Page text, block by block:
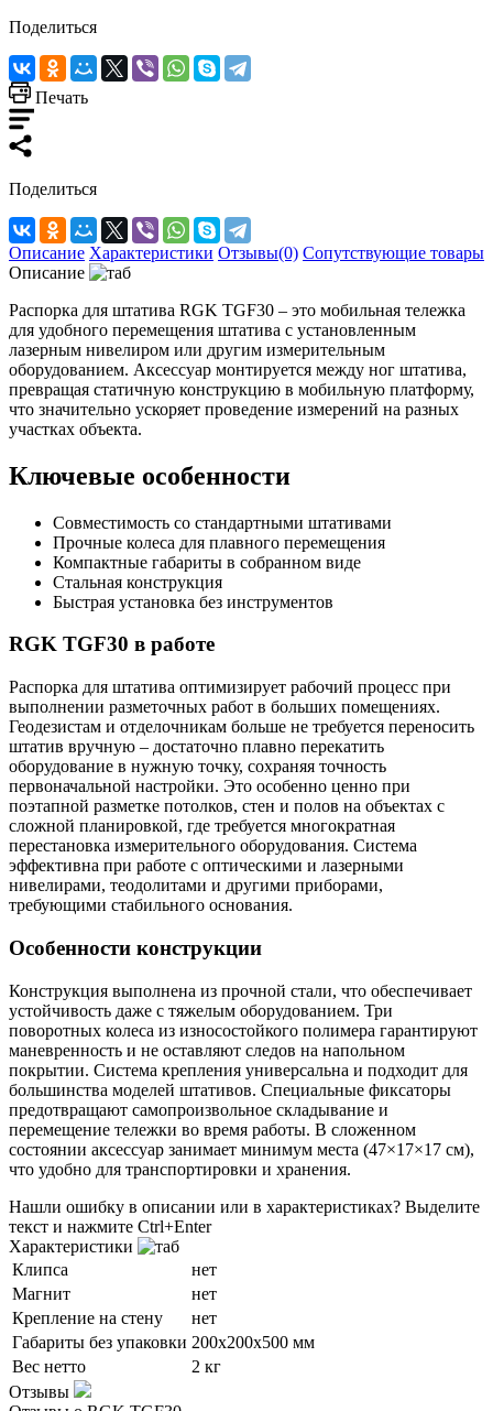
Поделиться
Печать
Поделиться
Описание Характеристики Отзывы(0) Сопутствующие товары
Описание
Распорка для штатива RGK TGF30 – это мобильная тележка
для удобного перемещения штатива с установленным
лазерным нивелиром или другим измерительным
оборудованием. Аксессуар монтируется между ног штатива,
превращая статичную конструкцию в мобильную платформу,
что значительно ускоряет проведение измерений на разных
участках объекта.
Ключевые особенности
Совместимость со стандартными штативами
Прочные колеса для плавного перемещения
Компактные габариты в собранном виде
Стальная конструкция
Быстрая установка без инструментов
RGK TGF30 в работе
Распорка для штатива оптимизирует рабочий процесс при
выполнении разметочных работ в больших помещениях.
Геодезистам и отделочникам больше не требуется переносить
штатив вручную – достаточно плавно перекатить
оборудование в нужную точку, сохраняя точность
первоначальной настройки. Это особенно ценно при
поэтапной разметке потолков, стен и полов на объектах с
сложной планировкой, где требуется многократная
перестановка измерительного оборудования. Система
эффективна при работе с оптическими и лазерными
нивелирами, теодолитами и другими приборами,
требующими стабильного основания.
Особенности конструкции
Конструкция выполнена из прочной стали, что обеспечивает
устойчивость даже с тяжелым оборудованием. Три
поворотных колеса из износостойкого полимера гарантируют
маневренность и не оставляют следов на напольном
покрытии. Система крепления универсальна и подходит для
большинства моделей штативов. Специальные фиксаторы
предотвращают самопроизвольное складывание и
перемещение тележки во время работы. В сложенном
состоянии аксессуар занимает минимум места (47×17×17 см),
что удобно для транспортировки и хранения.
Нашли ошибку в описании или в характеристиках? Выделите
текст и нажмите Ctrl+Enter
Характеристики
Клипса
нет
Магнит
нет
Крепление на стену
нет
Габариты без упаковки 200х200х500 мм
Вес нетто
2 кг
Отзывы